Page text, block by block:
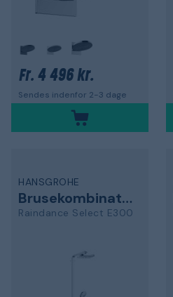
Fr. 4 496 kr.
Sendes indenfor 2-3 dage
HANSGROHE
Brusekombination
Raindance Select E300